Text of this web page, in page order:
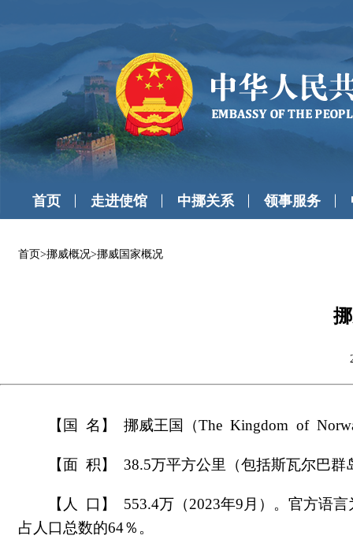
首页 走进使馆 中挪关系 领事服务
首页>挪威概况>挪威国家概况
【国 名】 挪威王国（The Kingdom of
【面 积】 38.5万平方公里（包括斯瓦尔巴
【人 口】 553.4万（2023年9月）。官方语
占人口总数的64％。